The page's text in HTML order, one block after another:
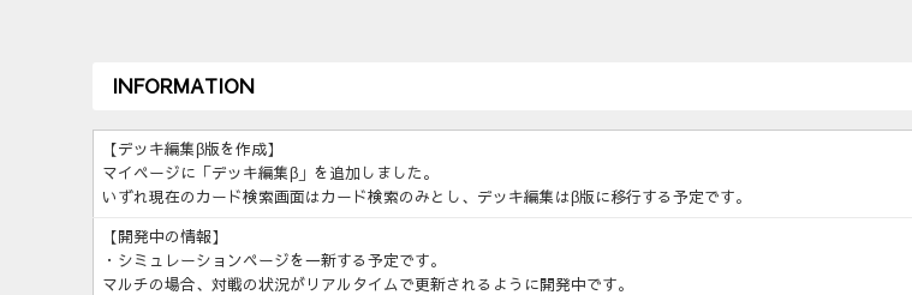
INFORMATION
【デッキ編集β版を作成】
マイページに「デッキ編集β」を追加しました。
いずれ現在のカード検索画面はカード検索のみとし、デッキ編集はβ版に移行する予定です。
【開発中の情報】
・シミュレーションページを一新する予定です。
マルチの場合、対戦の状況がリアルタイムで更新されるように開発中です。